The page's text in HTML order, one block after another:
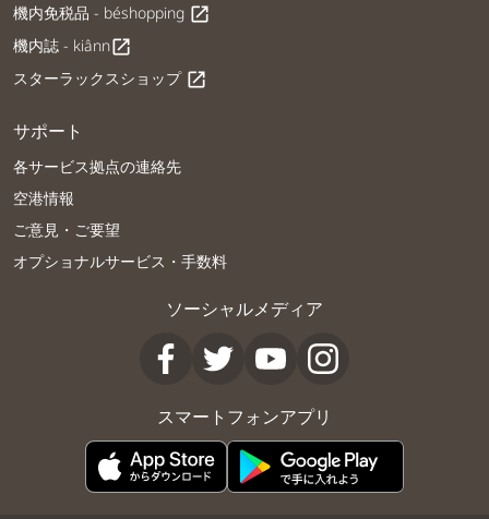
機内免税品 - béshopping open_in_new
機内誌 - kiânnopen_in_new
スターラックスショップ open_in_new
サポート
各サービス拠点の連絡先
空港情報
ご意見・ご要望
オプショナルサービス・手数料
ソーシャルメディア
スマートフォンアプリ